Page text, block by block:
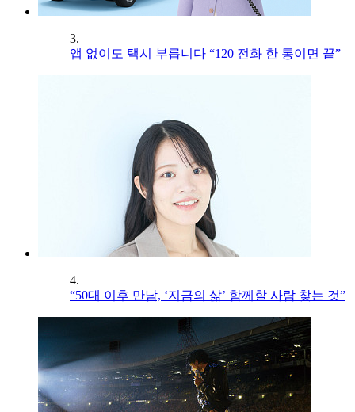
3.
앱 없이도 택시 부릅니다 “120 전화 한 통이면 끝”
4.
“50대 이후 만남, ‘지금의 삶’ 함께할 사람 찾는 것”